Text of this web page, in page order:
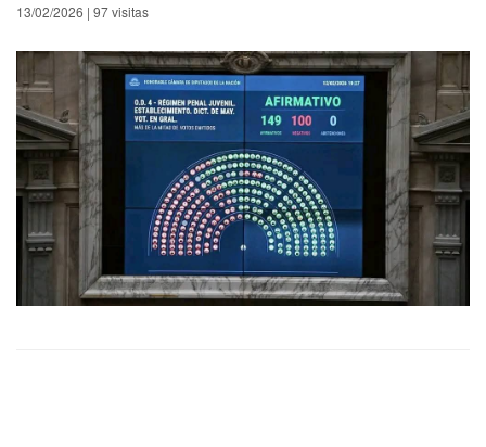
13/02/2026 | 97 visitas